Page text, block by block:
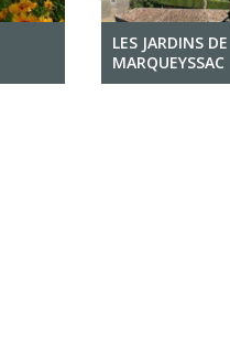
LES JARDINS DE
MARQUEYSSAC